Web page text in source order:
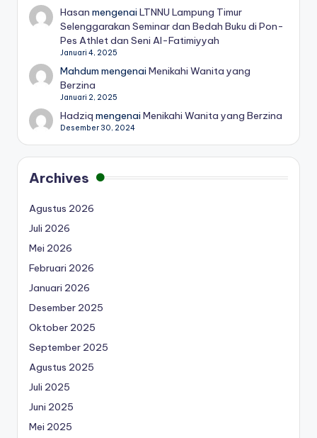
Hasan mengenaiLTNNU Lampung Timur
Selenggarakan Seminar dan Bedah Buku di Pon-
Pes Athlet dan Seni Al-Fatimiyyah
Januari 4, 2025
Mahdum mengenaiMenikahi Wanita yang
Berzina
Januari 2, 2025
Hadziq mengenaiMenikahi Wanita yang Berzina
Desember 30, 2024
Archives
Agustus 2026
Juli 2026
Mei 2026
Februari 2026
Januari 2026
Desember 2025
Oktober 2025
September 2025
Agustus 2025
Juli 2025
Juni 2025
Mei 2025